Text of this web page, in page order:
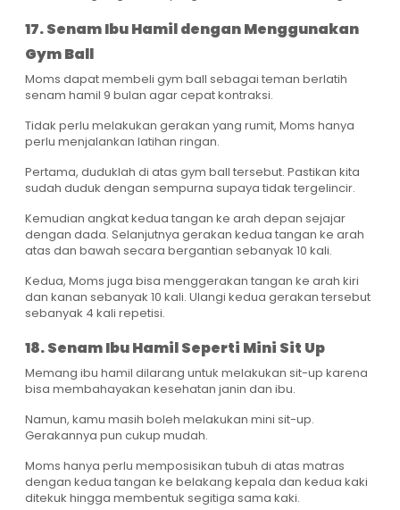
17. Senam Ibu Hamil dengan Menggunakan
Gym Ball
Moms dapat membeli gym ball sebagai teman berlatih
senam hamil 9 bulan agar cepat kontraksi.
Tidak perlu melakukan gerakan yang rumit, Moms hanya
perlu menjalankan latihan ringan.
Pertama, duduklah di atas gym ball tersebut. Pastikan kita
sudah duduk dengan sempurna supaya tidak tergelincir.
Kemudian angkat kedua tangan ke arah depan sejajar
dengan dada. Selanjutnya gerakan kedua tangan ke arah
atas dan bawah secara bergantian sebanyak 10 kali.
Kedua, Moms juga bisa menggerakan tangan ke arah kiri
dan kanan sebanyak 10 kali. Ulangi kedua gerakan tersebut
sebanyak 4 kali repetisi.
18. Senam Ibu Hamil Seperti Mini Sit Up
Memang ibu hamil dilarang untuk melakukan sit-up karena
bisa membahayakan kesehatan janin dan ibu.
Namun, kamu masih boleh melakukan mini sit-up.
Gerakannya pun cukup mudah.
Moms hanya perlu memposisikan tubuh di atas matras
dengan kedua tangan ke belakang kepala dan kedua kaki
ditekuk hingga membentuk segitiga sama kaki.